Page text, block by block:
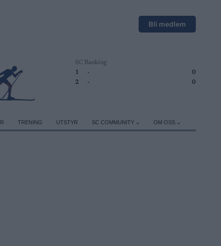
Bli medlem
SC Ranking
1
-
0
2
- 0
TRENING UTSTYR SC COMMUNITY OM OSS